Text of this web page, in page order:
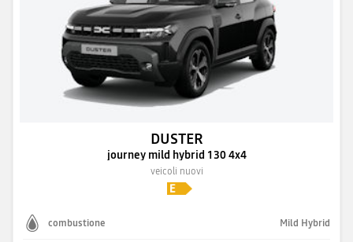
DUSTER
journey mild hybrid 130 4x4
veicoli nuovi
combustione Mild Hybrid